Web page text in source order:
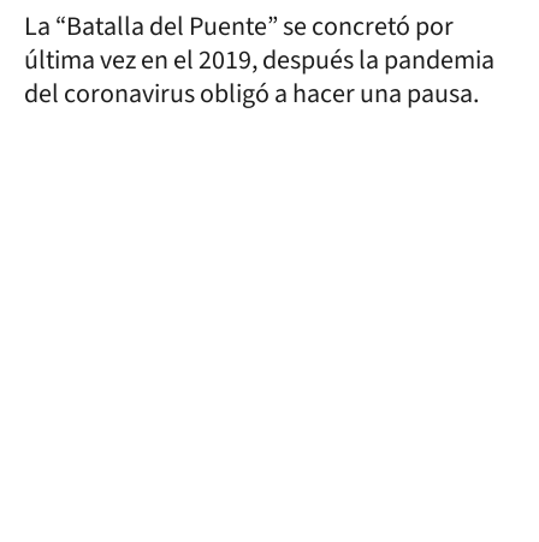
La “Batalla del Puente” se concretó por
última vez en el 2019, después la pandemia
del coronavirus obligó a hacer una pausa.